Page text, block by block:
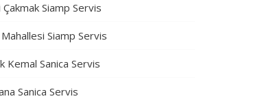
Çakmak Siamp Servis
Siamp Servis
Kemal Sanica Servis
Sanica Servis